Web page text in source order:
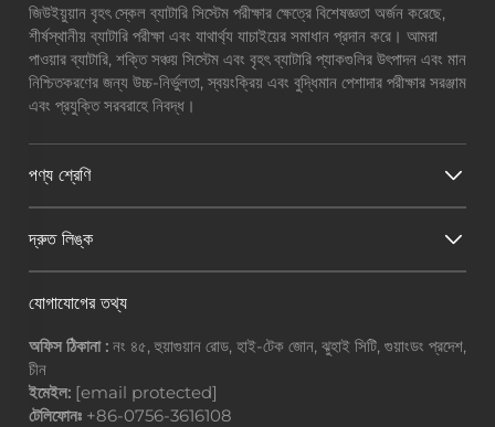
জিউইয়ুয়ান বৃহৎ স্কেল ব্যাটারি সিস্টেম পরীক্ষার ক্ষেত্রে বিশেষজ্ঞতা অর্জন করেছে,
শীর্ষস্থানীয় ব্যাটারি পরীক্ষা এবং যাথার্থ্য যাচাইয়ের সমাধান প্রদান করে। আমরা
পাওয়ার ব্যাটারি, শক্তি সঞ্চয় সিস্টেম এবং বৃহৎ ব্যাটারি প্যাকগুলির উৎপাদন এবং মান
নিশ্চিতকরণের জন্য উচ্চ-নির্ভুলতা, স্বয়ংক্রিয় এবং বুদ্ধিমান পেশাদার পরীক্ষার সরঞ্জাম
এবং প্রযুক্তি সরবরাহে নিবদ্ধ।
পণ্য শ্রেণি
দ্রুত লিঙ্ক
যোগাযোগের তথ্য
অফিস ঠিকানা : নং ৪৫, হুয়াগুয়ান রোড, হাই-টেক জোন, ঝুহাই সিটি, গুয়াংডং প্রদেশ,
চীন
ইমেইল: [email protected]
টেলিফোনঃ +86-0756-3616108